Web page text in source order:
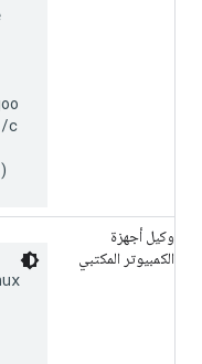
c
وكيل أجهزة
الكمبيوتر المكتبي